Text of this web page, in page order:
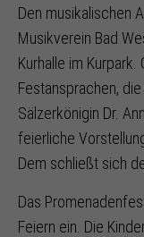
Den musikalischen
Musikverein Bad
Kurhalle im
Festansprachen,
Sälzerkönigin Dr.
feierliche
Dem schließt sich
Das
Feiern ein. Die